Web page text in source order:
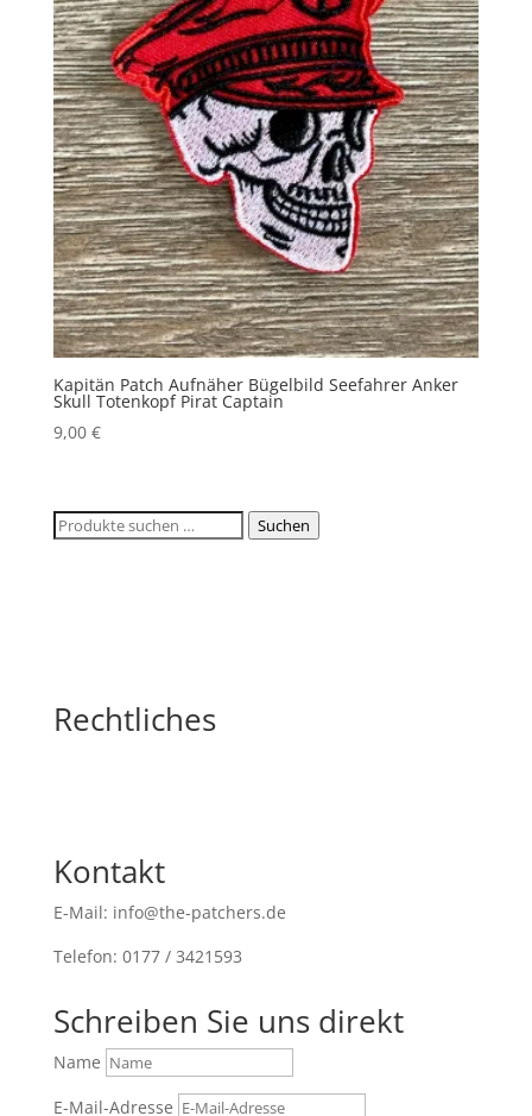
Kapitän Patch Aufnäher Bügelbild Seefahrer Anker
Skull Totenkopf Pirat Captain
9,00 €
Suchen
Suchen
Rechtliches
Kontakt
E-Mail: info@the-patchers.de
Telefon: 0177 / 3421593
Schreiben Sie uns direkt
Name
E-Mail-Adresse